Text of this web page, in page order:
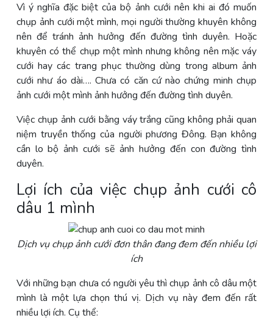
Vì ý nghĩa đặc biệt của bộ ảnh cưới nên khi ai đó muốn
chụp ảnh cưới một mình, mọi người thường khuyên không
nên để tránh ảnh hưởng đến đường tình duyên. Hoặc
khuyên có thể chụp một mình nhưng không nên mặc váy
cưới hay các trang phục thường dùng trong album ảnh
cưới như áo dài…. Chưa có căn cứ nào chứng minh chụp
ảnh cưới một mình ảnh hưởng đến đường tình duyên.
Việc chụp ảnh cưới bằng váy trắng cũng không phải quan
niệm truyền thống của người phương Đông. Bạn không
cần lo bộ ảnh cưới sẽ ảnh hưởng đến con đường tình
duyên.
Lợi ích của việc chụp ảnh cưới cô
dâu 1 mình
Dịch vụchụp ảnh cưới đơn thân đangđem đến nhiều lợi
ích
Với những bạn chưa có người yêu thì chụp ảnh cô dâu một
mình là một lựa chọn thú vị. Dịch vụ này đem đến rất
nhiều lợi ích. Cụ thể: